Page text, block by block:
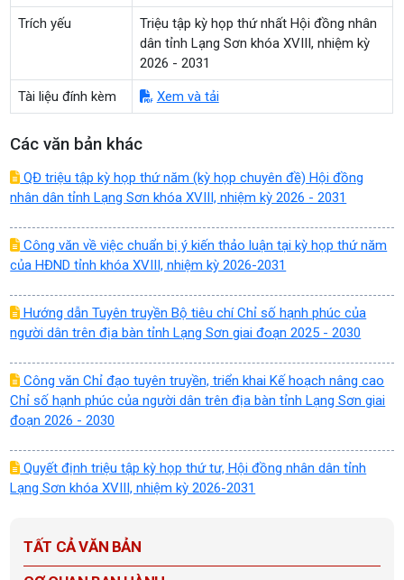
Trích yếu
Triệu tập kỳ họp thứ nhất Hội đồng nhân
dân tỉnh Lạng Sơn khóa XVIII, nhiệm kỳ
2026 - 2031
Tài liệu đính kèm Xem và tải
Các văn bản khác
QĐ triệu tập kỳ họp thứ năm (kỳ họp chuyên đề) Hội đồng
nhân dân tỉnh Lạng Sơn khóa XVIII, nhiệm kỳ 2026 - 2031
Công văn về việc chuẩn bị ý kiến thảo luận tại kỳ họp thứ năm
của HĐND tỉnh khóa XVIII, nhiệm kỳ 2026-2031
Hướng dẫn Tuyên truyền Bộ tiêu chí Chỉ số hạnh phúc của
người dân trên địa bàn tỉnh Lạng Sơn giai đoạn 2025 - 2030
Công văn Chỉ đạo tuyên truyền, triển khai Kế hoạch nâng cao
Chỉ số hạnh phúc của người dân trên địa bàn tỉnh Lạng Sơn giai
đoạn 2026 - 2030
Quyết định triệu tập kỳ họp thứ tư, Hội đồng nhân dân tỉnh
Lạng Sơn khóa XVIII, nhiệm kỳ 2026-2031
TẤT CẢ VĂN BẢN